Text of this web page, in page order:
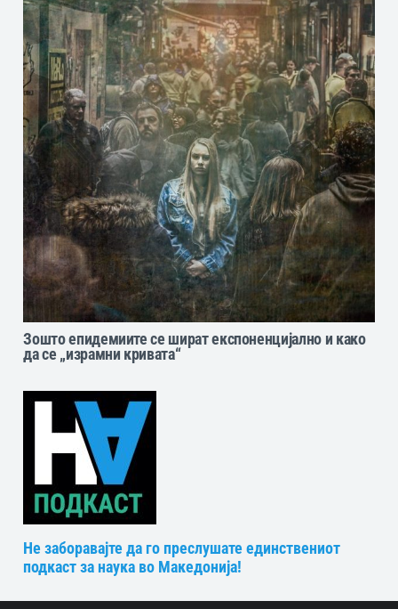
Зошто епидемиите се шират експоненцијално и како
да се „израмни кривата“
Не заборавајте да го преслушате единствениот
подкаст за наука во Македонија!